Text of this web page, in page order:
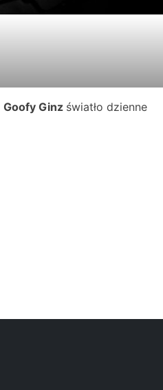
Goofy Ginz światło dzienne